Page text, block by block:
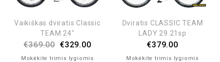
Vaikiškas dviratis Classic
TEAM 24″
€369.00 €329.00
Mokėkite trimis lygiomis
Dviratis CLASSIC TEAM
LADY 29 21sp
€379.00
Mokėkite trimis lygiomis